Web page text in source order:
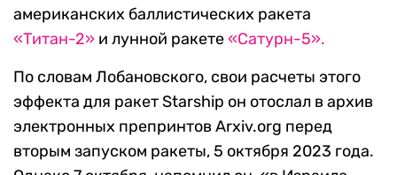
американских баллистических ракета
«Титан-2» и лунной ракете«Сатурн-5».
По словам Лобановского, свои расчеты этого
эффекта для ракет Starship он отослал в архив
электронных препринтов Arxiv.org перед
вторым запуском ракеты, 5 октября 2023 года.